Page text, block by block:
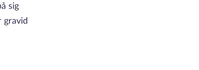
sig
gravid